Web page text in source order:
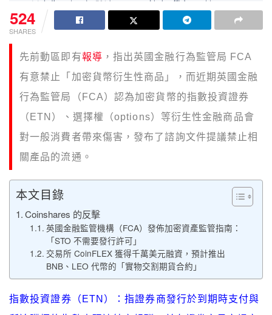
524
SHARES
先前動區即有報導 ，指出英國金融行為監管局 FCA
有意禁止「加密貨幣衍生性商品」，而近期英國金融
行為監管局（FCA）認為加密貨幣的指數投資證券
（ETN）、選擇權（options）等衍生性金融商品會
對一般消費者帶來傷害，發布了諮詢文件提議禁止相
關產品的流通。
本文目錄
Coinshares 的反擊
英國金融監管機構（FCA）發佈加密資產監管指南：
「STO 不需要發行許可」
交易所 CoinFLEX 獲得千萬美元融資，預計推出
BNB、LEO 代幣的「實物交割期貨合約」
指數投資證券（ETN）：指證券商發行於到期時支付與